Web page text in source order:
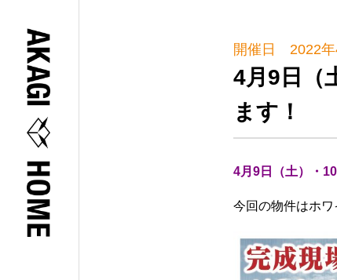
開催日 2022年
4月9日（
ます！
4月9日（土）・10
今回の物件はホ